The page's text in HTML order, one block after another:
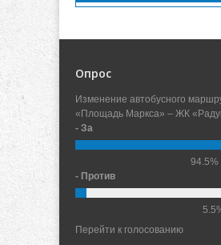
Опрос
Изменение автобусного
«Площадь Маркса» – ЖК
- За
94.5%
- Против
Перейти к голосованию